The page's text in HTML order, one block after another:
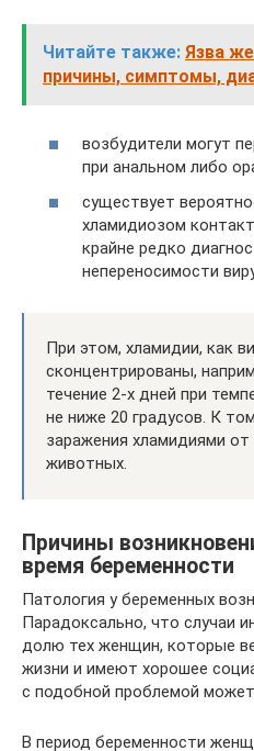
Читайте также: Язва
причины, симптомы,
возбудители могут
при анальном либо
существует
хламидиозом
крайне редко
непереносимости
При этом, хламидии, как
сконцентрированы,
течение 2-х дней при
не ниже 20 градусов. К
заражения хламидиями
животных.
Причины
время беременности
Патология у беременных
Парадоксально, что случаи
долю тех женщин, которые
жизни и имеют хорошее
с подобной проблемой
В период беременности